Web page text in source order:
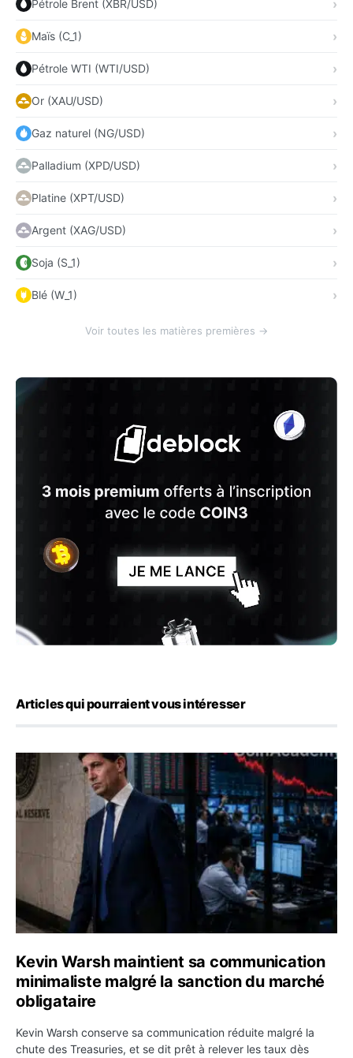
Pétrole Brent (XBR/USD)
Maïs (C_1)
Pétrole WTI (WTI/USD)
Or (XAU/USD)
Gaz naturel (NG/USD)
Palladium (XPD/USD)
Platine (XPT/USD)
Argent (XAG/USD)
Soja (S_1)
Blé (W_1)
Voir toutes les matières premières →
Articles qui pourraient vous intéresser
Kevin Warsh maintient sa communication minimaliste
Kevin Warsh maintient sa communication
minimaliste malgré la sanction du marché
obligataire
Kevin Warsh conserve sa communication réduite malgré la
chute des Treasuries, et se dit prêt à relever les taux dès